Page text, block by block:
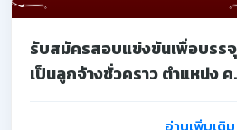
รับสมัครสอบแข่งขันเพื่อบรรจุ
เป็นลูกจ้างชั่วคราว ตำแหน่ง